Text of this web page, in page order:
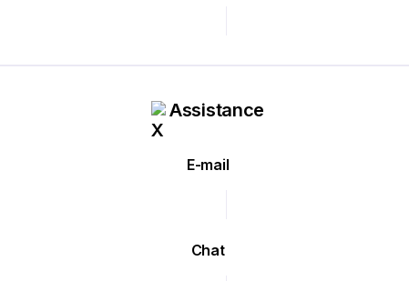
Assistance
E-mail
Chat